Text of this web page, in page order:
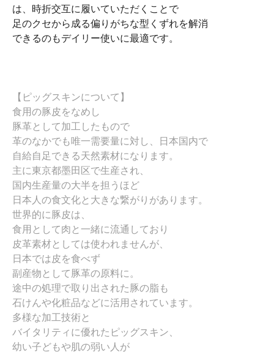
は、時折交互に履いていただくことで
足のクセから成る偏りがちな型くずれを解消
できるのもデイリー使いに最適です。
【ピッグスキンについて】
食用の豚皮をなめし
豚革として加工したもので
革のなかでも唯一需要量に対し、日本国内で
自給自足できる天然素材になります。
主に東京都墨田区で生産され、
国内生産量の大半を担うほど
日本人の食文化と大きな繋がりがあります。
世界的に豚皮は、
食用として肉と一緒に流通しており
皮革素材としては使われませんが、
日本では皮を食べず
副産物として豚革の原料に。
途中の処理で取り出された豚の脂も
石けんや化粧品などに活用されています。
多様な加工技術と
バイタリティに優れたピッグスキン、
幼い子どもや肌の弱い人が